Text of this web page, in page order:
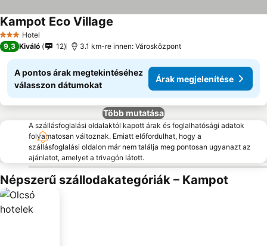
3 Kategória
Hotel
Kampot Eco Village
9,3 Kiváló 12 3.1 km-re innen: Városközpont
A pontos árak megtekintéséhez
válasszon dátumokat
Árak megjelenítése
Több mutatása
A szállásfoglalási oldalaktól kapott árak és foglalhatósági adatok
folyamatosan változnak. Emiatt előfordulhat, hogy a
szállásfoglalási oldalon már nem találja meg pontosan ugyanazt az
ajánlatot, amelyet a trivagón látott.
Népszerű szállodakategóriák – Kampot